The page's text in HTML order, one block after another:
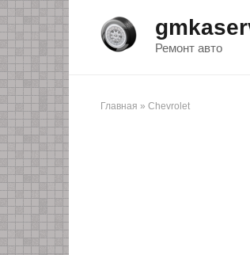
Перейти
к
контенту
Ремонт авто
Главная » Chevrolet